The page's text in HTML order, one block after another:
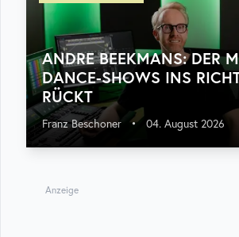
ANDRE BEEKMANS: DER
DANCE-SHOWS INS
RÜCKT
Franz Beschoner • 04. August 2026
Anzeige